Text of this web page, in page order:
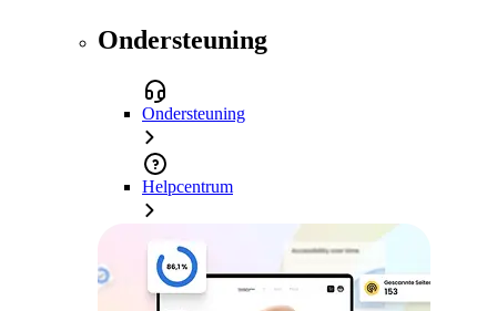
Ondersteuning
Ondersteuning
Helpcentrum